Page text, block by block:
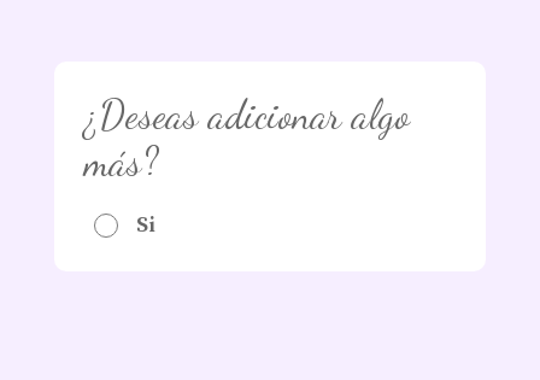
¿Deseas adicionar algo
más?
Si